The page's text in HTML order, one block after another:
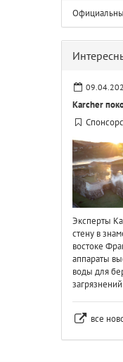
Karcher
Эксперты
стену в
востоке
аппараты
воды для
все